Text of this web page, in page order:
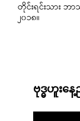
တိုင်းရင်းသား ဘ
၂၀၁၈။
ဗုဒ္ဓဟူးန